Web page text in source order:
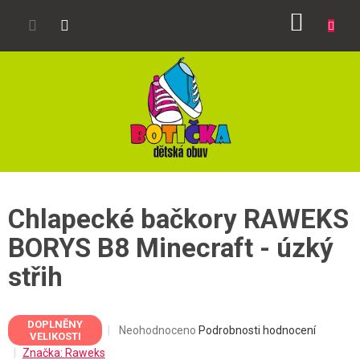
Chlapecké bačkory RAWEKS
BORYS B8 Minecraft - úzký
střih
DOPLNĚNY
VELIKOSTI
Průměrné
Neohodnoceno Podrobnosti hodnocení
Značka: Raweks